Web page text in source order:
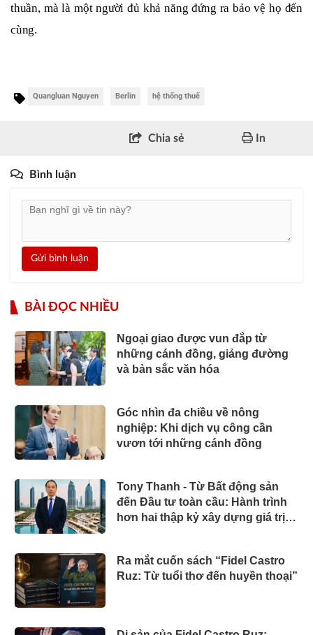
thuần, mà là một người đủ khả năng đứng ra bảo vệ họ đến
cùng.
Quangluan Nguyen Berlin hệ thống thuế
Chia sẻ In
Bình luận
Gửi bình luận
BÀI ĐỌC NHIỀU
Ngoại giao được vun đắp từ
những cánh đồng, giảng đường
và bản sắc văn hóa
Góc nhìn đa chiều về nông
nghiệp: Khi dịch vụ công cần
vươn tới những cánh đồng
Tony Thanh - Từ Bất động sản
đến Đầu tư toàn cầu: Hành trình
hơn hai thập kỷ xây dựng giá trị
Ra mắt cuốn sách “Fidel Castro
Ruz: Từ tuổi thơ đến huyền thoại”